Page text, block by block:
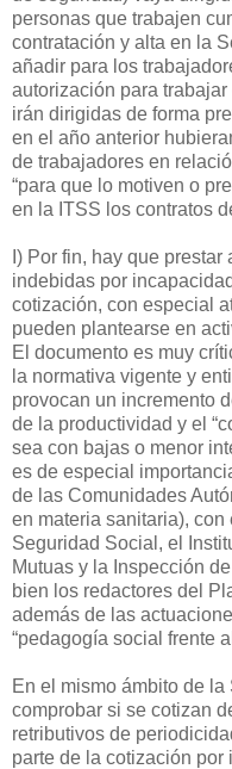
personas que trabajen
contratación y alta en la
añadir para los
autorización para
irán dirigidas de forma
en el año anterior
de trabajadores en
“para que lo motiven o
en la ITSS los contratos
I) Por fin, hay que
indebidas por
cotización, con especial
pueden plantearse en
El documento es muy
la normativa vigente y
provocan un incremento
de la productividad y el
sea con bajas o menor
es de especial
de las Comunidades
en materia sanitaria),
Seguridad Social, el
Mutuas y la Inspección
bien los redactores del
además de las
“pedagogía social frente
En el mismo ámbito de
comprobar si se cotizan
retributivos de
parte de la cotización